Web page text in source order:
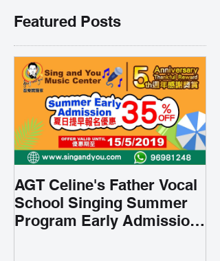
Featured Posts
AGT Celine's Father Vocal
School Singing Summer
Program Early Admission